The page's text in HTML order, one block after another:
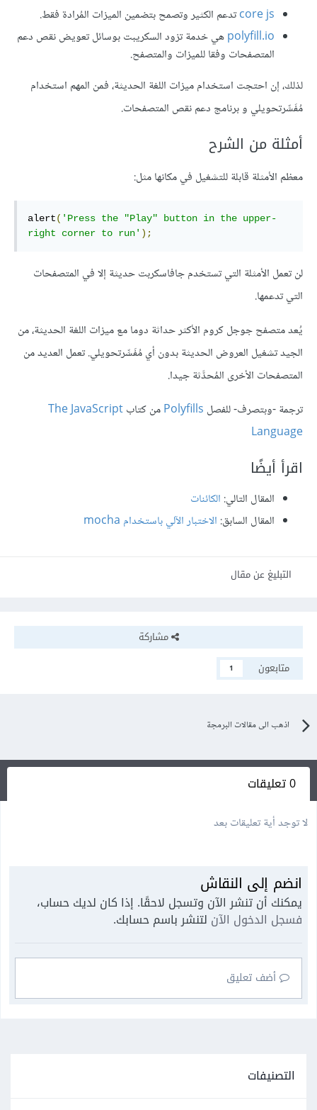
core jsتدعم الكثير وتصمح بتضمين الميزات المُرادة فقط.
polyfill.ioهي خدمة تزود السكريبت بوسائل تعويض نقص دعم
المتصفحات وفقا للميزات والمتصفح.
لذلك، إن احتجت استخدام ميزات اللغة الحديثة، فمن المهم استخدام
مُفَسِّرتحويلي و برنامج دعم نقص المتصفحات.
أمثلة من الشرح
معظم الأمثلة قابلة للتشغيل في مكانها مثل:
alert( 'Press the "Play" button in the upper-
right corner to run' );
لن تعمل الأمثلة التي تستخدم جافاسكربت حديثة إلا في المتصفحات
التي تدعمها.
يُعد متصفح جوجل كروم الأكثر حداثة دوما مع ميزات اللغة الحديثة، من
الجيد تشغيل العروض الحديثة بدون أي مُفَسِّرتحويلي. تعمل العديد من
المتصفحات الأخرى المُحدَّثة جيدا.
ترجمة -وبتصرف- للفصل Polyfillsمن كتابThe JavaScript
Language
اقرأ أيضًا
المقال التالي: الكائنات
المقال السابق: الاختبار الآلي باستخدام mocha
التبليغ عن مقال
مشاركة
متابعون
1
اذهب الى مقالات البرمجة
0 تعليقات
لا توجد أية تعليقات بعد
انضم إلى النقاش
يمكنك أن تنشر الآن وتسجل لاحقًا. إذا كان لديك حساب،
فسجل الدخول الآن لتنشر باسم حسابك.
أضف تعليق
التصنيفات